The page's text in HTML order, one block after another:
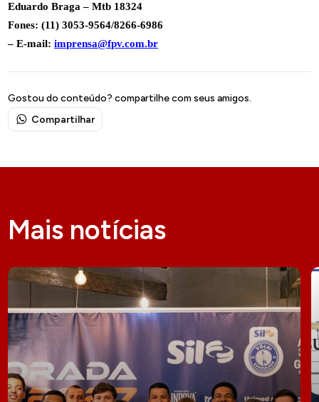
Eduardo Braga – Mtb 18324
Fones: (11) 3053-9564/8266-6986
– E-mail:imprensa@fpv.com.br
Gostou do conteúdo? compartilhe com seus amigos.
Compartilhar
Mais notícias